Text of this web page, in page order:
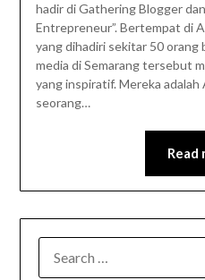
hadir di Gathering Blogger
Entrepreneur”. Bertempat di
yang dihadiri sekitar 50 orang
media di Semarang tersebut
yang inspiratif. Mereka
seorang…
Read
FOR: